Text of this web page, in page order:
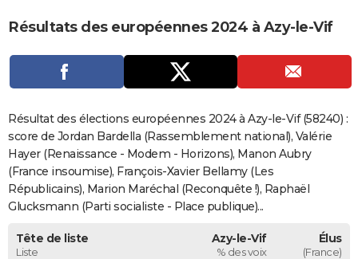
CARTE DE VOEUX
Carte de Noël
Carte Bonne année
Carte Saint-Valentin
Carte Pâques
Carte d'anniversaire
DICTIONNAIRE
Dictionnaire
Biographies
Citations
Expressions
Proverbes
PROGRAMME TV
COPAINS D'AVANT
S'inscrire
Se connecter
Lycées
Collèges
Primaires
Universités
Entreprises
Service militaire
Avis de recherche
AVIS DE DÉCÈS
FORUM
Résultats des européennes 2024 à Azy-le-Vif
Résultat des élections européennes 2024 à Azy-le-Vif (58240) :
score de Jordan Bardella (Rassemblement national), Valérie
Hayer (Renaissance - Modem - Horizons), Manon Aubry
(France insoumise), François-Xavier Bellamy (Les
Républicains), Marion Maréchal (Reconquête !), Raphaël
Glucksmann (Parti socialiste - Place publique)...
Tête de liste
Liste
Azy-le-Vif
% des voix
Élus
(France)